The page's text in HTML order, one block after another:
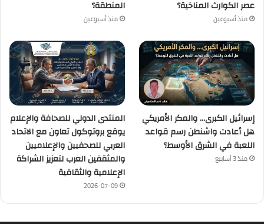
عصر الكوارث المناخية؟
منذ أسبوعين
المنطقة؟
منذ أسبوعين
إسرائيل الكبرى… والمكر الأمريكي
هل أعادت واشنطن رسم قواعد
اللعبة في الشرق الأوسط؟
منذ 3 أسابيع
المنتدى الدولي للصحافة والإعلام
يوقع بروتوكول تعاون مع الاتحاد
العربي للصحفيين والإعلاميين
والمثقفين العرب لتعزيز الشراكة
الإعلامية والثقافية
2026-07-09